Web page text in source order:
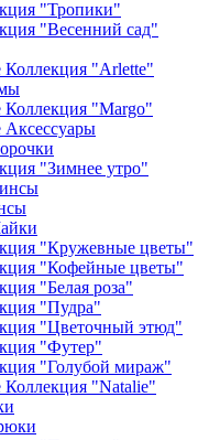
"Тропики"
"Весенний сад"
Коллекция "Arlette"
Коллекция "Margo"
Аксессуары
"Зимнее утро"
"Кружевные цветы"
"Кофейные цветы"
"Белая роза"
"Пудра"
"Цветочный этюд"
"Футер"
"Голубой мираж"
Коллекция "Natalie"